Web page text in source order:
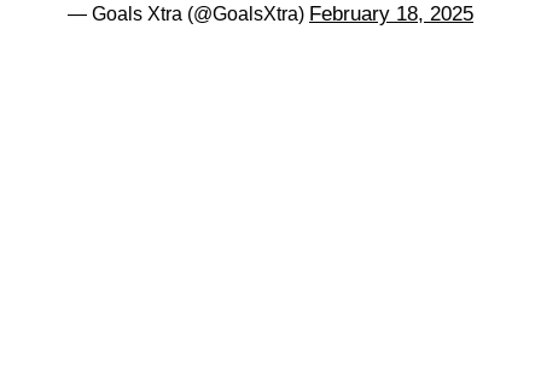
— Goals Xtra (@GoalsXtra) February 18, 2025